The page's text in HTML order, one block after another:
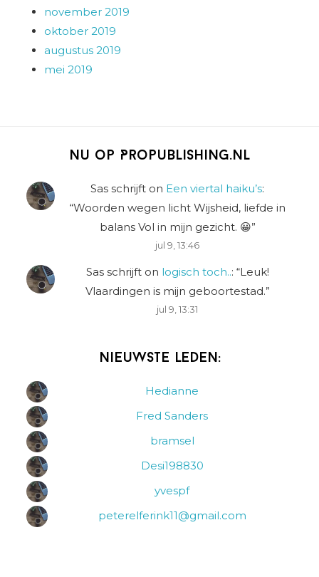
november 2019
oktober 2019
augustus 2019
mei 2019
Nu op Propublishing.nl
Sas schrijft on Een viertal haiku’s:
“Woorden wegen licht Wijsheid, liefde in
balans Vol in mijn gezicht. 😀”
jul 9, 13:46
Sas schrijfton logisch toch..: “Leuk!
Vlaardingen is mijn geboortestad.”
jul 9, 13:31
Nieuwste leden:
Hedianne
Fred Sanders
bramsel
Desi198830
yvespf
peterelferink11@gmail.com